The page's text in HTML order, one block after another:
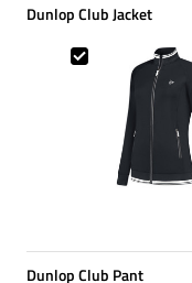
Dunlop Club Jacket
Dunlop Club Jacket
Dunlop Club Pant